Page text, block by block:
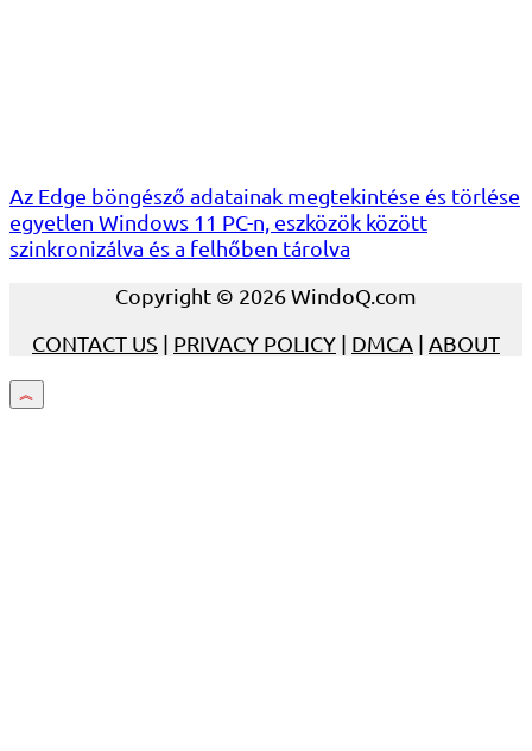
Az Edge böngésző adatainak megtekintése és törlése
egyetlen Windows 11 PC-n, eszközök között
szinkronizálva és a felhőben tárolva
Copyright © 2026 WindoQ.com
CONTACT US | PRIVACY POLICY | DMCA | ABOUT